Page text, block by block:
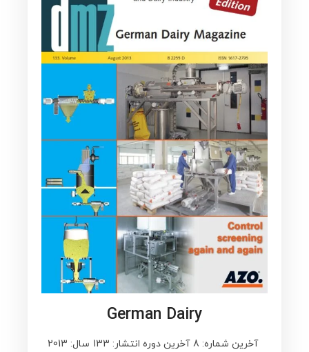
German Dairy
آخرین شماره: 8 آخرین دوره انتشار: 133 سال: 2013